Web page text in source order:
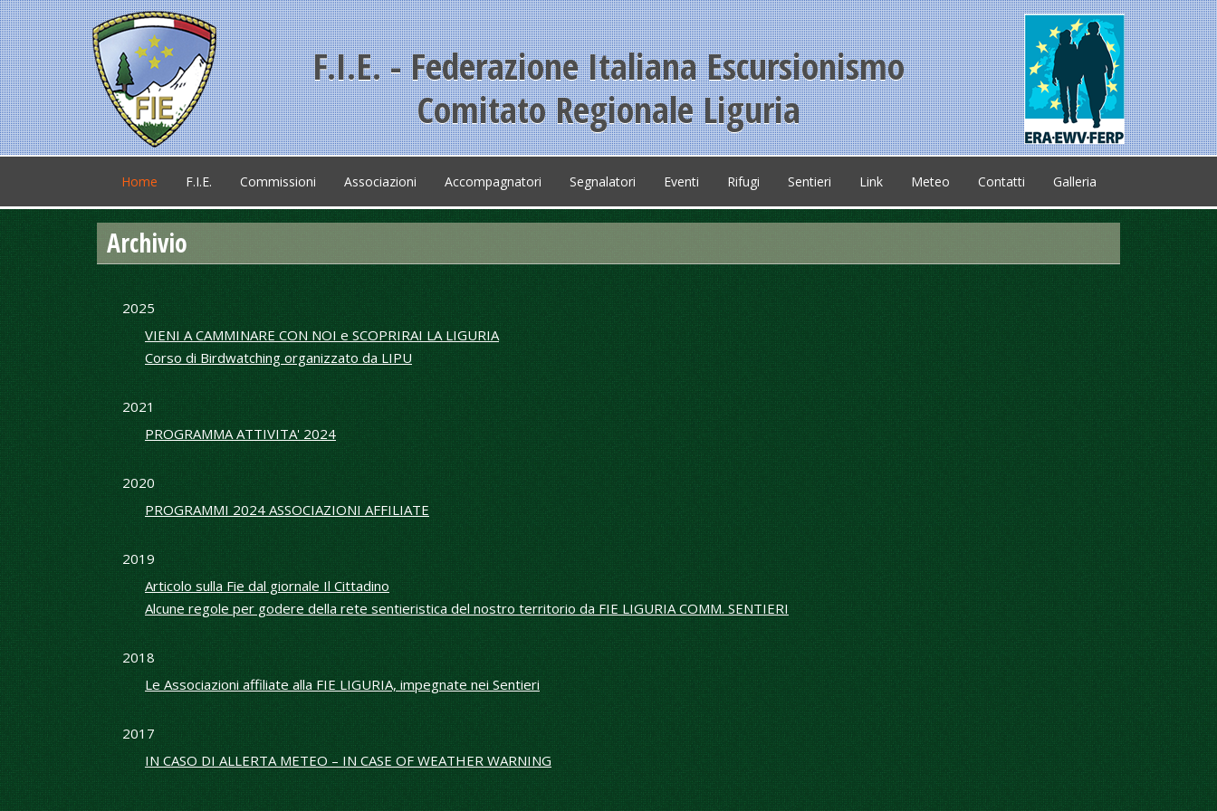
F.I.E. - Federazione Italiana Escursionismo
Comitato Regionale Liguria
Home F.I.E. Commissioni Associazioni Accompagnatori Segnalatori Eventi Rifugi Sentieri Link Meteo Contatti Galleria
Archivio
2025
VIENI A CAMMINARE CON NOI e SCOPRIRAI LA LIGURIA
Corso di Birdwatching organizzato da LIPU
2021
PROGRAMMA ATTIVITA' 2024
2020
PROGRAMMI 2024 ASSOCIAZIONI AFFILIATE
2019
Articolo sulla Fie dal giornale Il Cittadino
Alcune regole per godere della rete sentieristica del nostro territorio da FIE LIGURIA COMM. SENTIERI
2018
Le Associazioni affiliate alla FIE LIGURIA, impegnate nei Sentieri
2017
IN CASO DI ALLERTA METEO – IN CASE OF WEATHER WARNING